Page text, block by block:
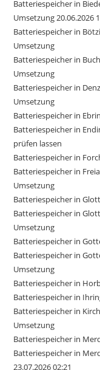
Batteriespeicher in
Umsetzung 20.06.2026
Batteriespeicher in
Umsetzung
Batteriespeicher in
Umsetzung
Batteriespeicher in
Umsetzung
Batteriespeicher in
Batteriespeicher in
prüfen lassen
Batteriespeicher in
Batteriespeicher in
Umsetzung
Batteriespeicher in
Batteriespeicher in
Umsetzung
Batteriespeicher in
Batteriespeicher in
Umsetzung
Batteriespeicher in
Batteriespeicher in
Batteriespeicher in
Umsetzung
Batteriespeicher in
Batteriespeicher in
23.07.2026 02:21